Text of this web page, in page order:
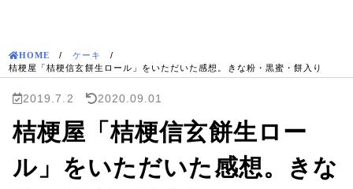
HOME / ケーキ
/
桔梗屋「桔梗信玄餅生ロール」をいただいた感想。きな粉・黒蜜・餅入り
2019.7.2 2020.09.01
桔梗屋「桔梗信玄餅生ロー
ル」をいただいた感想。きな